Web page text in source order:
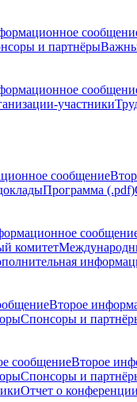
и партнёры
участники
сообщение
Программа (.pdf)
комитет
Второе
Спонсоры и
сообщениеВторое
Спонсоры и
Отчет о конференции